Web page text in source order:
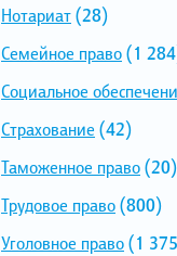
Нотариат(28)
Семейное право(1
Социальное
Страхование (42)
Таможенное право(20)
Трудовое право(800)
Уголовное право(1